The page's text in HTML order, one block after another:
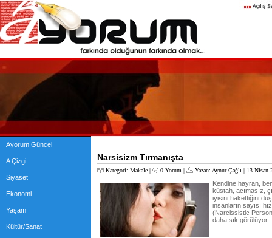
Ayorum Güncel
A Çizgi
Siyaset
Ekonomi
Yaşam
Kültür/Sanat
Narsisizm Tırmanışta
Kategori: Makale | 0 Yorum | Yazan: Aynur Çağlı | 13 Nisan
Kendine hayran,
küstah, acımasız,
iyisini hakettiğini
insanların sayısı
(Narcissistic
daha sık görülüyor.